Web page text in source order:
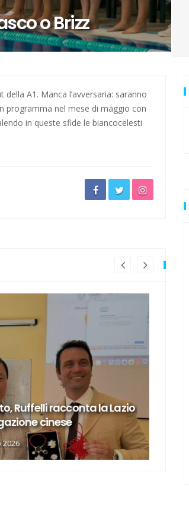
o Brizz
A1. Manca l’avversaria: saranno
programma nel mese di maggio con
in queste sfide le biancocelesti
giovanile, che momento
Scateni...